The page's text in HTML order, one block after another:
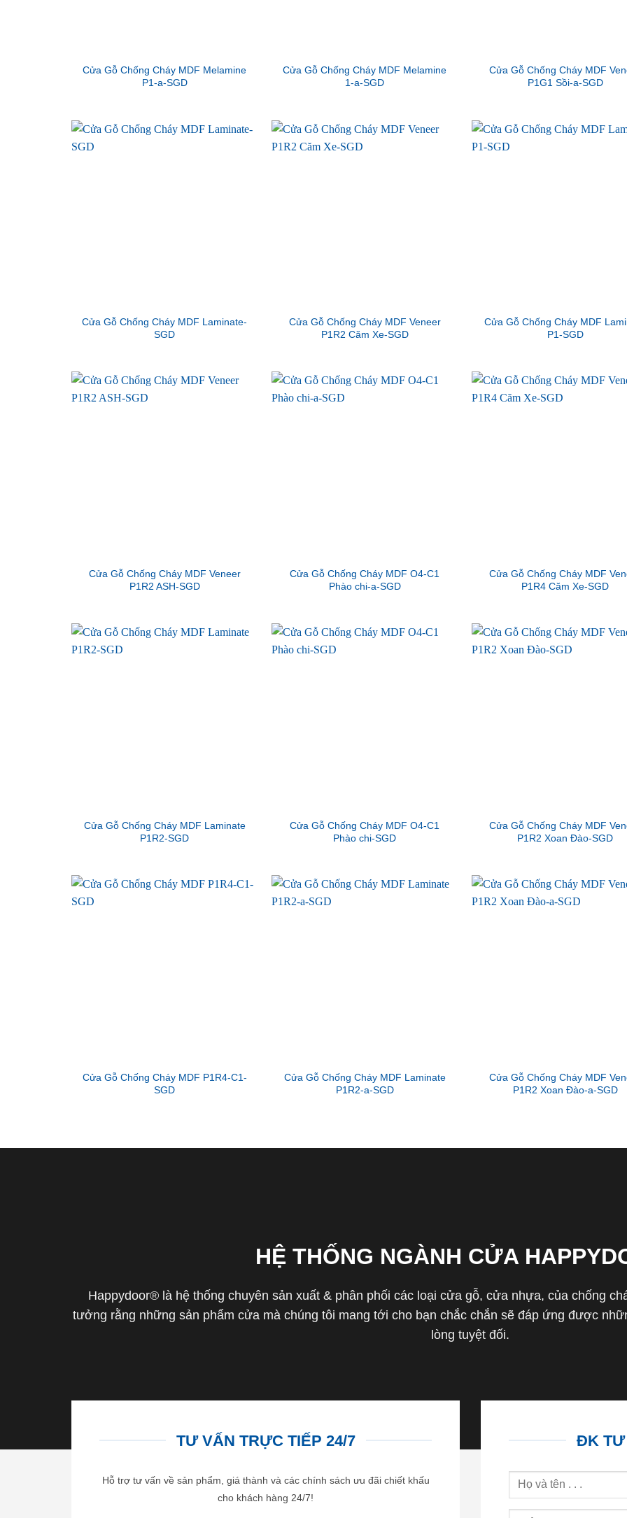
Cửa Gỗ Chống Cháy MDF Melamine
P1-a-SGD
Cửa Gỗ Chống Cháy MDF Melamine
1-a-SGD
Cửa Gỗ Chống Cháy MDF
P1G1 Sồi-a-SGD
Cửa Gỗ Chống Cháy MDF Laminate-
SGD
Cửa Gỗ Chống Cháy MDF Veneer
P1R2 Căm Xe-SGD
Cửa Gỗ Chống Cháy MDF
P1-SGD
Cửa Gỗ Chống Cháy MDF Veneer
P1R2 ASH-SGD
Cửa Gỗ Chống Cháy MDF O4-C1
Phào chi-a-SGD
Cửa Gỗ Chống Cháy MDF
P1R4 Căm Xe-SGD
Cửa Gỗ Chống Cháy MDF Laminate
P1R2-SGD
Cửa Gỗ Chống Cháy MDF O4-C1
Phào chi-SGD
Cửa Gỗ Chống Cháy MDF
P1R2 Xoan Đào-SGD
Cửa Gỗ Chống Cháy MDF P1R4-C1-
SGD
Cửa Gỗ Chống Cháy MDF Laminate
P1R2-a-SGD
Cửa Gỗ Chống Cháy MDF
P1R2 Xoan Đào-a-SGD
HỆ THỐNG NGÀNH CỬA
Happydoor® là hệ thống chuyên sản xuất & phân phối các loại cửa gỗ, cửa nhựa, của chống
tưởng rằng những sản phẩm cửa mà chúng tôi mang tới cho bạn chắc chắn sẽ đáp ứng được
lòng tuyệt đối.
TƯ VẤN TRỰC TIẾP 24/7
Hỗ trợ tư vấn về sản phẩm, giá thành và các chính sách ưu đãi chiết khấu
cho khách hàng 24/7!
ĐK TƯ